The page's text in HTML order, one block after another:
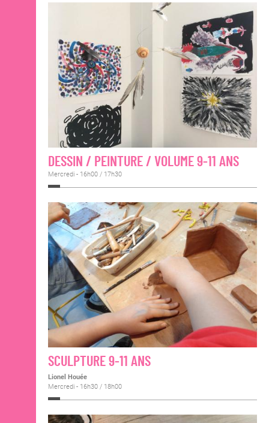
DESSIN / PEINTURE / VOLUME 9-11 ANS
Mercredi - 16h00 / 17h30
SCULPTURE 9-11 ANS
Lionel Houée
Mercredi - 16h30 / 18h00